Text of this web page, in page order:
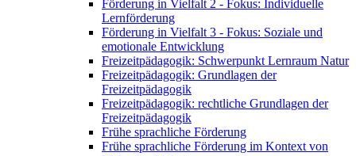
Förderung in Vielfalt 2 - Fokus: Individuelle
Lernförderung
Förderung in Vielfalt 3 - Fokus: Soziale und
emotionale Entwicklung
Freizeitpädagogik: Schwerpunkt Lernraum Natur
Freizeitpädagogik: Grundlagen der
Freizeitpädagogik
Freizeitpädagogik: rechtliche Grundlagen der
Freizeitpädagogik
Frühe sprachliche Förderung
Frühe sprachliche Förderung im Kontext von